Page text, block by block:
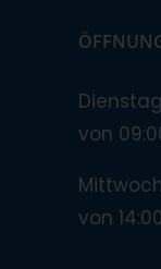
von
von